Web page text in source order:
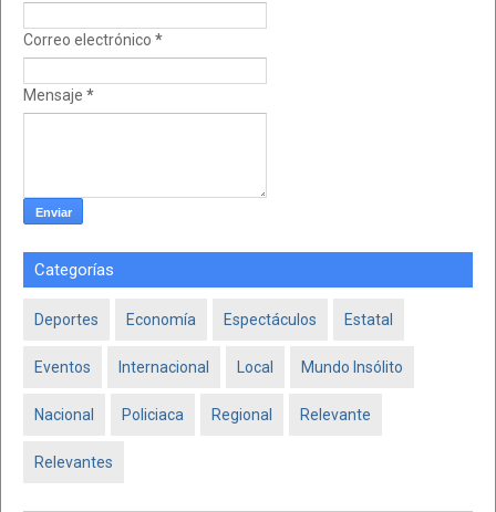
Correo electrónico *
Mensaje *
Categorías
Deportes Economía Espectáculos Estatal
Eventos Internacional Local Mundo Insólito
Nacional Policiaca Regional Relevante
Relevantes